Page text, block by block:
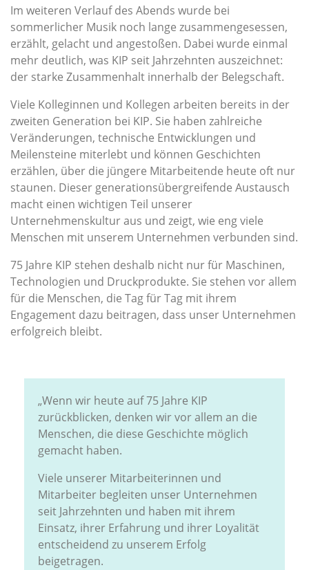
Im weiteren Verlauf des Abends wurde bei
sommerlicher Musik noch lange zusammengesessen,
erzählt, gelacht und angestoßen. Dabei wurde einmal
mehr deutlich, was KIP seit Jahrzehnten auszeichnet:
der starke Zusammenhalt innerhalb der Belegschaft.
Viele Kolleginnen und Kollegen arbeiten bereits in der
zweiten Generation bei KIP. Sie haben zahlreiche
Veränderungen, technische Entwicklungen und
Meilensteine miterlebt und können Geschichten
erzählen, über die jüngere Mitarbeitende heute oft nur
staunen. Dieser generationsübergreifende Austausch
macht einen wichtigen Teil unserer
Unternehmenskultur aus und zeigt, wie eng viele
Menschen mit unserem Unternehmen verbunden sind.
75 Jahre KIP stehen deshalb nicht nur für Maschinen,
Technologien und Druckprodukte. Sie stehen vor allem
für die Menschen, die Tag für Tag mit ihrem
Engagement dazu beitragen, dass unser Unternehmen
erfolgreich bleibt.
„Wenn wir heute auf 75 Jahre KIP
zurückblicken, denken wir vor allem an die
Menschen, die diese Geschichte möglich
gemacht haben.
Viele unserer Mitarbeiterinnen und
Mitarbeiter begleiten unser Unternehmen
seit Jahrzehnten und haben mit ihrem
Einsatz, ihrer Erfahrung und ihrer Loyalität
entscheidend zu unserem Erfolg
beigetragen.